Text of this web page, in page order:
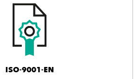
ISO-9001-EN